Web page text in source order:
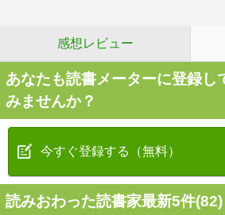
感想レビュー
あなたも読書メーターに登録し
みませんか？
今すぐ登録する（無料）
読みおわった読書家最新5件(82)